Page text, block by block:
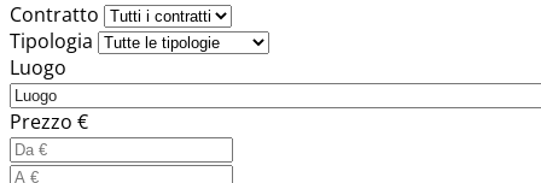
Contratto
Tipologia
Luogo
Prezzo €